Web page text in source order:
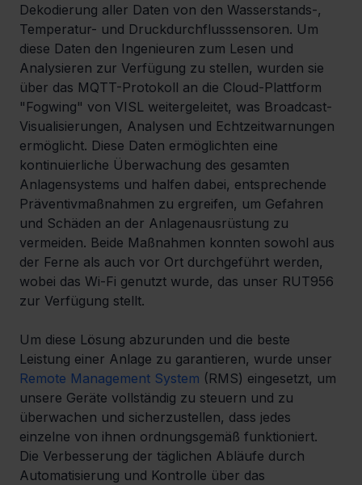
Dekodierung aller Daten von den Wasserstands-,
Temperatur- und Druckdurchflusssensoren. Um
diese Daten den Ingenieuren zum Lesen und
Analysieren zur Verfügung zu stellen, wurden sie
über das MQTT-Protokoll an die Cloud-Plattform
"Fogwing" von VISL weitergeleitet, was Broadcast-
Visualisierungen, Analysen und Echtzeitwarnungen
ermöglicht. Diese Daten ermöglichten eine
kontinuierliche Überwachung des gesamten
Anlagensystems und halfen dabei, entsprechende
Präventivmaßnahmen zu ergreifen, um Gefahren
und Schäden an der Anlagenausrüstung zu
vermeiden. Beide Maßnahmen konnten sowohl aus
der Ferne als auch vor Ort durchgeführt werden,
wobei das Wi-Fi genutzt wurde, das unser RUT956
zur Verfügung stellt.
Um diese Lösung abzurunden und die beste
Leistung einer Anlage zu garantieren, wurde unser
Remote Management System (RMS) eingesetzt, um
unsere Geräte vollständig zu steuern und zu
überwachen und sicherzustellen, dass jedes
einzelne von ihnen ordnungsgemäß funktioniert.
Die Verbesserung der täglichen Abläufe durch
Automatisierung und Kontrolle über das